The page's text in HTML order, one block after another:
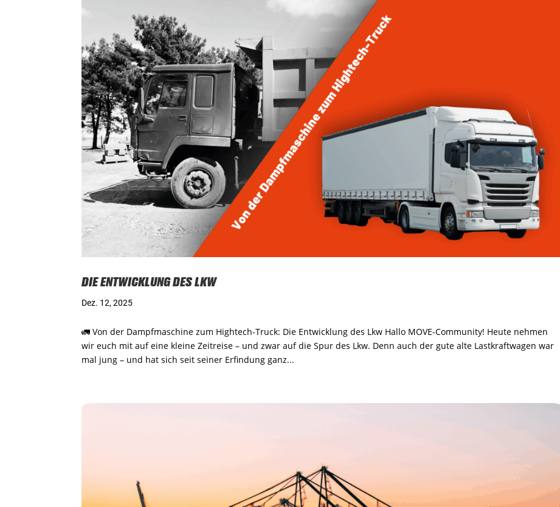
DIE ENTWICKLUNG DES LKW
Dez. 12, 2025
🚛 Von der Dampfmaschine zum Hightech-Truck: Die Entwicklung des Lkw Hallo MOVE-Community! Heute nehmen
wir euch mit auf eine kleine Zeitreise – und zwar auf die Spur des Lkw. Denn auch der gute alte Lastkraftwagen war
mal jung – und hat sich seit seiner Erfindung ganz...